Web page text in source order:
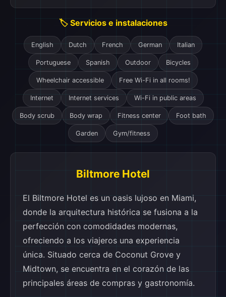
🏷️ Servicios e instalaciones
English Dutch French German Italian
Portuguese Spanish Outdoor Bicycles
Wheelchair accessible Free Wi-Fi in all rooms!
Internet Internet services Wi-Fi in public areas
Body scrub Body wrap Fitness center Foot bath
Garden Gym/fitness
Biltmore Hotel
El Biltmore Hotel es un oasis lujoso en Miami,
donde la arquitectura histórica se fusiona a la
perfección con comodidades modernas,
ofreciendo a los viajeros una experiencia
única. Situado cerca de Coconut Grove y
Midtown, se encuentra en el corazón de las
principales áreas de compras y gastronomía.